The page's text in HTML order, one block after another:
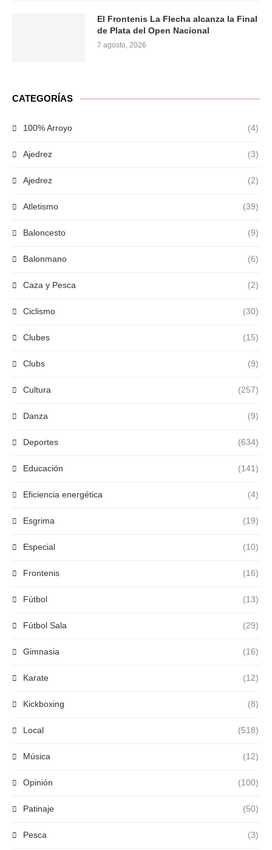
El Frontenis La Flecha alcanza la Final
de Plata del Open Nacional
7 agosto, 2026
CATEGORÍAS
100% Arroyo (4)
Ajedrez (3)
Ajedrez (2)
Atletismo (39)
Baloncesto (9)
Balonmano (6)
Caza y Pesca (2)
Ciclismo (30)
Clubes (15)
Clubs (9)
Cultura (257)
Danza (9)
Deportes (634)
Educación (141)
Eficiencia energética (4)
Esgrima (19)
Especial (10)
Frontenis (16)
Fútbol (13)
Fútbol Sala (29)
Gimnasia (16)
Karate (12)
Kickboxing (8)
Local (518)
Música (12)
Opinión (100)
Patinaje (50)
Pesca (3)